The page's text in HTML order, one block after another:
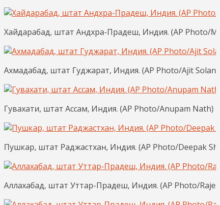
Хайдарабад, штат Андхра-Прадеш, Индия. (AP Photo/
Ахмадабад, штат Гуджарат, Индия. (AP Photo/Ajit
Гувахати, штат Ассам, Индия. (AP Photo/Anupam Nath)
Пушкар, штат Раджастхан, Индия. (AP Photo/Deepak
Аллахабад, штат Уттар-Прадеш, Индия. (AP Photo/